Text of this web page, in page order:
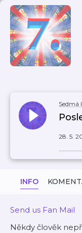
Sedmá
28. 5.
INFO
Send us Fan Mail
Někdy člověk